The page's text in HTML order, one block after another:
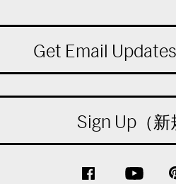
Get Email
Sign Up（新